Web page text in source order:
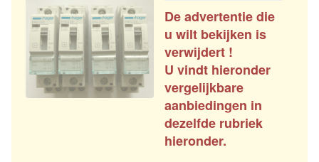
De advertentie die
u wilt bekijken is
verwijdert !
U vindt hieronder
vergelijkbare
aanbiedingen in
dezelfde rubriek
hieronder.